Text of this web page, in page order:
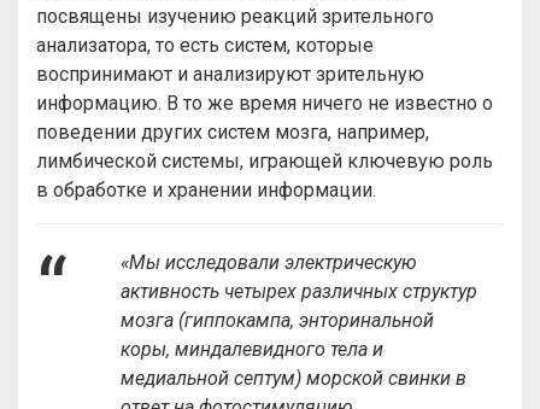
посвящены изучению реакций зрительного
анализатора, то есть систем, которые
воспринимают и анализируют зрительную
информацию. В то же время ничего не известно о
поведении других систем мозга, например,
лимбической системы, играющей ключевую роль
в обработке и хранении информации.
«Мы исследовали электрическую
активность четырех различных структур
мозга (гиппокампа, энторинальной
коры, миндалевидного тела и
медиальной септум) морской свинки в